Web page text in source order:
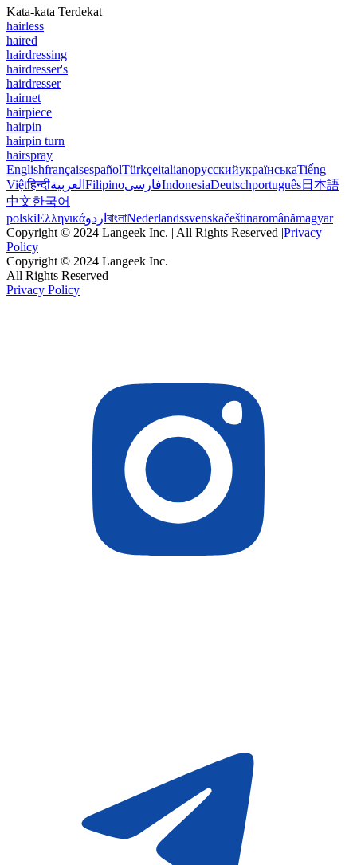
Kata-kata Terdekat
hairless
haired
hairdressing
hairdresser's
hairdresser
hairnet
hairpiece
hairpin
hairpin turn
hairspray
EnglishfrançaisespañolTürkçeitalianoрусскийукраїнськаTiếng
Việtहिन्दीالعربية FilipinoفارسیIndonesiaDeutschportuguês日本語
中文한국어
polskiΕλληνικάاردو বাংলাNederlandssvenskačeštinaromânămagyar
Copyright © 2024 Langeek Inc. | All Rights Reserved |Privacy
Policy
Copyright © 2024 Langeek Inc.
All Rights Reserved
Privacy Policy